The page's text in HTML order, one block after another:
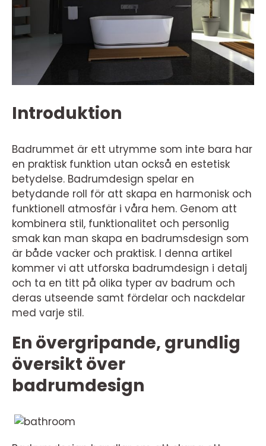
Introduktion
Badrummet är ett utrymme som inte bara har
en praktisk funktion utan också en estetisk
betydelse. Badrumdesign spelar en
betydande roll för att skapa en harmonisk och
funktionell atmosfär i våra hem. Genom att
kombinera stil, funktionalitet och personlig
smak kan man skapa en badrumsdesign som
är både vacker och praktisk. I denna artikel
kommer vi att utforska badrumdesign i detalj
och ta en titt på olika typer av badrum och
deras utseende samt fördelar och nackdelar
med varje stil.
En övergripande, grundlig
översikt över
badrumdesign